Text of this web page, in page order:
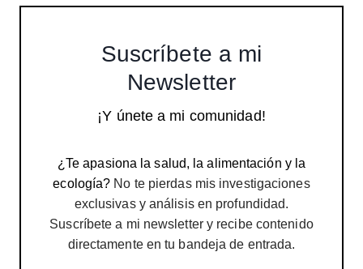
Suscríbete a mi
Newsletter
¡Y únete a mi comunidad!
¿Te apasiona la salud, la alimentación y la
ecología? No te pierdas mis investigaciones
exclusivas y análisis en profundidad.
Suscríbete a mi newsletter y recibe contenido
directamente en tu bandeja de entrada.